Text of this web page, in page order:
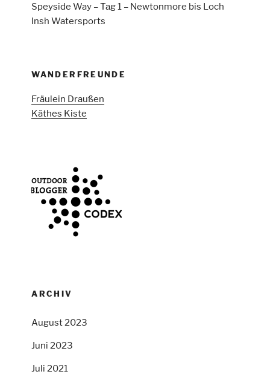
Speyside Way – Tag 1 – Newtonmore bis Loch
Insh Watersports
WANDERFREUNDE
Fräulein Draußen
Käthes Kiste
ARCHIV
August 2023
Juni 2023
Juli 2021